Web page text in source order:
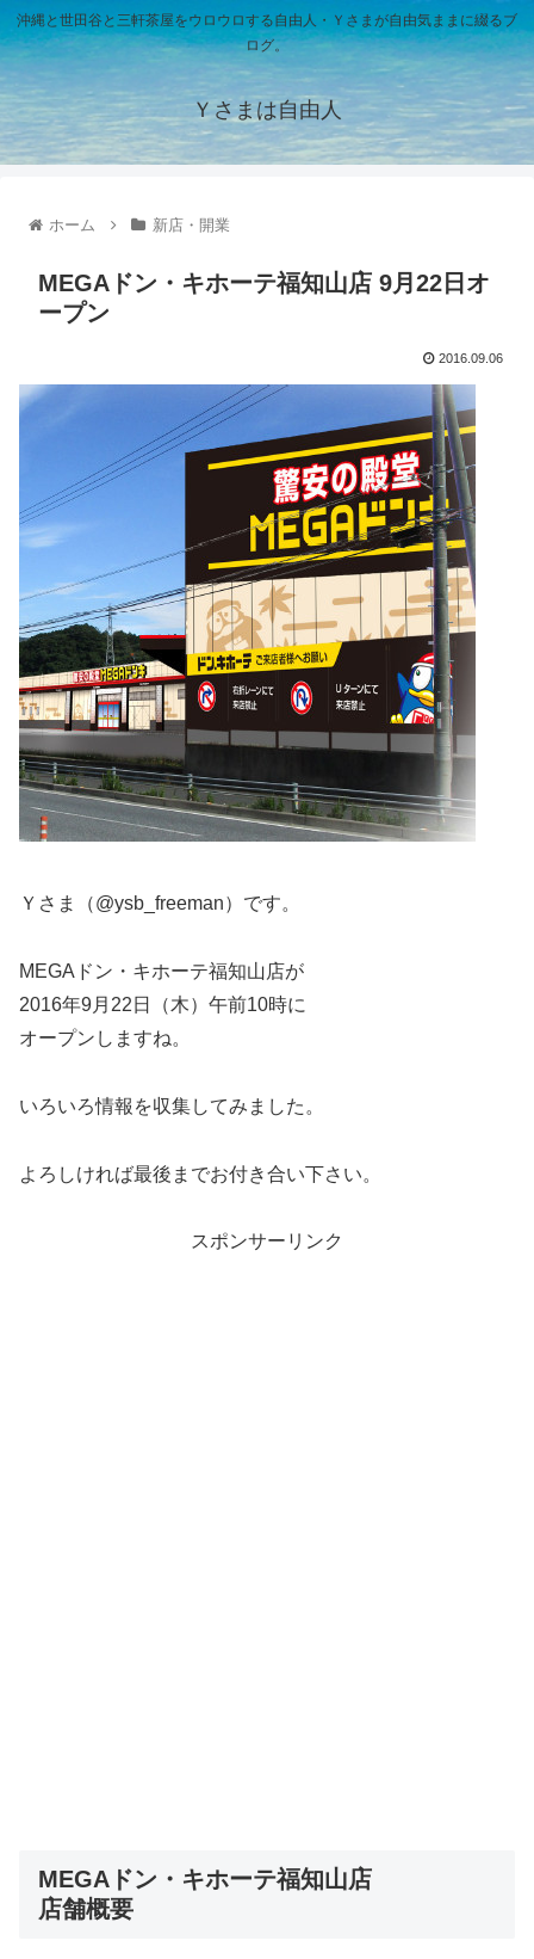
沖縄と世田谷と三軒茶屋をウロウロする自由人・Ｙさまが自由気ままに綴るブ
ログ。
Ｙさまは自由人
ホーム 新店・開業
MEGAドン・キホーテ福知山店 9月22日オ
ープン
2016.09.06
Ｙさま（@ysb_freeman）です。
MEGAドン・キホーテ福知山店が
2016年9月22日（木）午前10時に
オープンしますね。
いろいろ情報を収集してみました。
よろしければ最後までお付き合い下さい。
スポンサーリンク
MEGAドン・キホーテ福知山店
店舗概要